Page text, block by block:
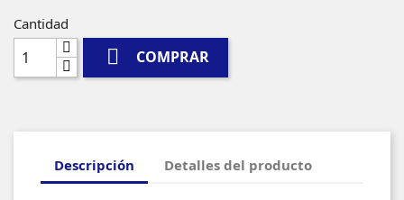
Cantidad
 COMPRAR
Descripción Detalles del producto